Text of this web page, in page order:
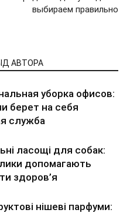
выбираем правильно
АВТОРА
уборка офисов:
берет на себя
служба
ласощі для собак:
допомагають
здоров’я
нішеві парфуми: